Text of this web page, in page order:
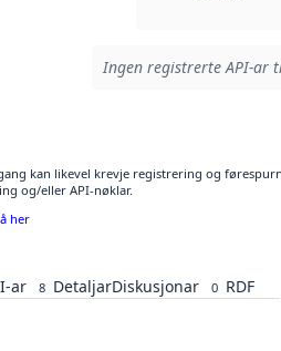
Ingen registrerte API-ar
kan likevel krevje registrering og
og/eller API-nøklar.
her
ar 8 DetaljarDiskusjonar 0 RDF